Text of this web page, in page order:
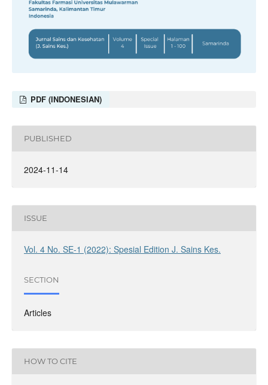
PDF (INDONESIAN)
PUBLISHED
2024-11-14
ISSUE
Vol. 4 No. SE-1 (2022): Spesial Edition J. Sains Kes.
SECTION
Articles
HOW TO CITE